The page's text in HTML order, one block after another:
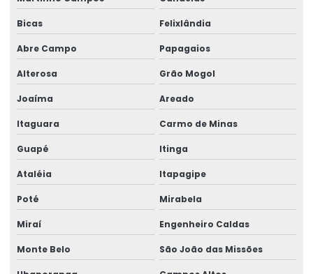
Serviço para reinclusão de afastados
Treinamento para comitê de ergonomia
Treinamento para formação de comitê
Treinamento de implementação de formação de comitês
Bicas Felixlândia
Abre Campo Papagaios
Alterosa Grão Mogol
Joaíma Areado
Itaguara Carmo de Minas
Guapé Itinga
Ataléia Itapagipe
Poté Mirabela
Miraí Engenheiro Caldas
Monte Belo São João das Missões